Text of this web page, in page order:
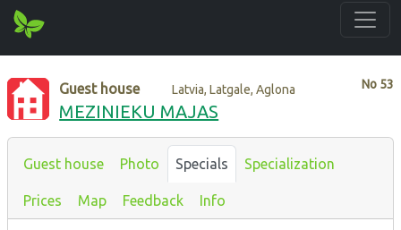
No 53
Guest house Latvia, Latgale, Aglona
MEZINIEKU MAJAS
Guest house Photo Specials Specialization
Prices Map Feedback Info